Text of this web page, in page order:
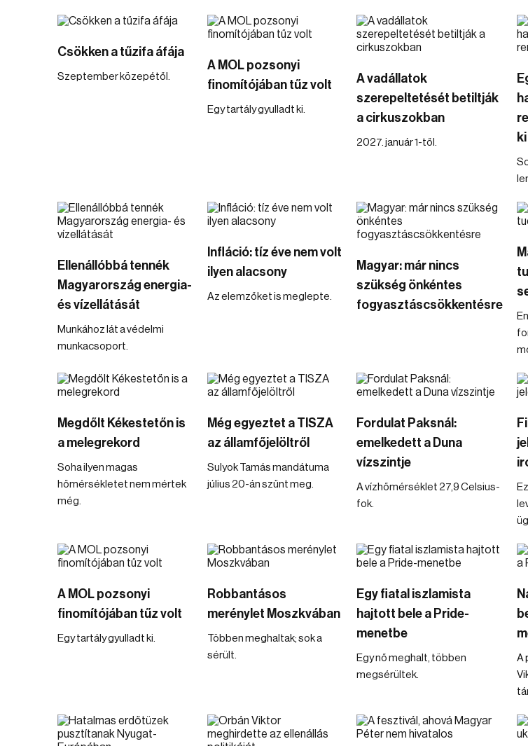
Csökken a tűzifa áfája
Szeptember közepétől.
A MOL pozsonyi
finomítójában tűz volt
Egy tartály gyulladt ki.
A vadállatok
szerepeltetését betiltják
a cirkuszokban
2027. január 1-től.
ki
Ellenállóbbá tennék
Magyarország energia-
és vízellátását
Munkához lát a védelmi
munkacsoport.
Infláció: tíz éve nem volt
ilyen alacsony
Az elemzőket is meglepte.
Magyar: már nincs
szükség önkéntes
fogyasztáscsökkentésre
Megdőlt Kékestetőn is
a melegrekord
Soha ilyen magas
hőmérsékletet nem mértek
még.
Még egyeztet a TISZA
az államfőjelöltről
Sulyok Tamás mandátuma
július 20-án szűnt meg.
Fordulat Paksnál:
emelkedett a Duna
vízszintje
A vízhőmérséklet 27,9 Celsius-
fok.
A MOL pozsonyi
finomítójában tűz volt
Egy tartály gyulladt ki.
Robbantásos
merénylet Moszkvában
Többen meghaltak; sok a
sérült.
Egy fiatal iszlamista
hajtott bele a Pride-
menetbe
Egy nő meghalt, többen
megsérültek.
A